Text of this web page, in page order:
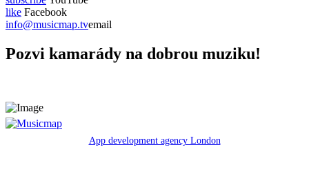
like Facebook
info@musicmap.tvemail
Pozvi kamarády na dobrou muziku!
App development agency London